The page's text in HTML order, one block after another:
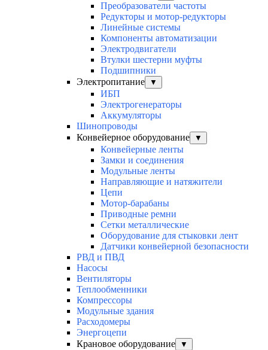
Преобразователи частоты
Редукторы и мотор-редукторы
Линейные системы
Компоненты автоматизации
Электродвигатели
Втулки шестерни муфты
Подшипники
Электропитание
▼
ИБП
Электрогенераторы
Аккумуляторы
Шинопроводы
Конвейерное оборудование
▼
Конвейерные ленты
Замки и соединения
Модульные ленты
Направляющие и натяжители
Цепи
Мотор-барабаны
Приводные ремни
Сетки металлические
Оборудование для стыковки лент
Датчики конвейерной безопасности
РВД и ПВД
Насосы
Вентиляторы
Теплообменники
Компрессоры
Модульные здания
Расходомеры
Энергоцепи
Крановое оборудование
▼